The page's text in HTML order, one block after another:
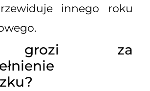
innego roku
grozi za